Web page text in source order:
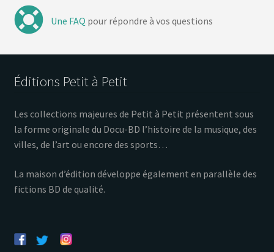
Une FAQ pour répondre à vos questions
Éditions Petit à Petit
Les collections majeures de Petit à Petit présentent sous
la forme originale du Docu-BD l’histoire de la musique, des
villes, de l’art ou encore des sports…
La maison d’édition développe également en parallèle des
fictions BD de qualité.